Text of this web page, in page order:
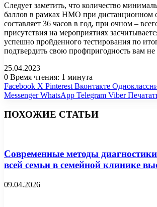
Следует заметить, что количество
баллов в рамках НМО при дистанционном
составляет 36 часов в год, при очном –
присутствия на мероприятиях
успешно пройденного тестирования по
подтвердить свою профпригодность вам не
25.04.2023
0 Время чтения: 1 минута
Facebook X Pinterest Вконтакте
Messenger WhatsApp Telegram Viber
ПОХОЖИЕ СТАТЬИ
Современные методы
всей семьи в семейной клинике
09.04.2026